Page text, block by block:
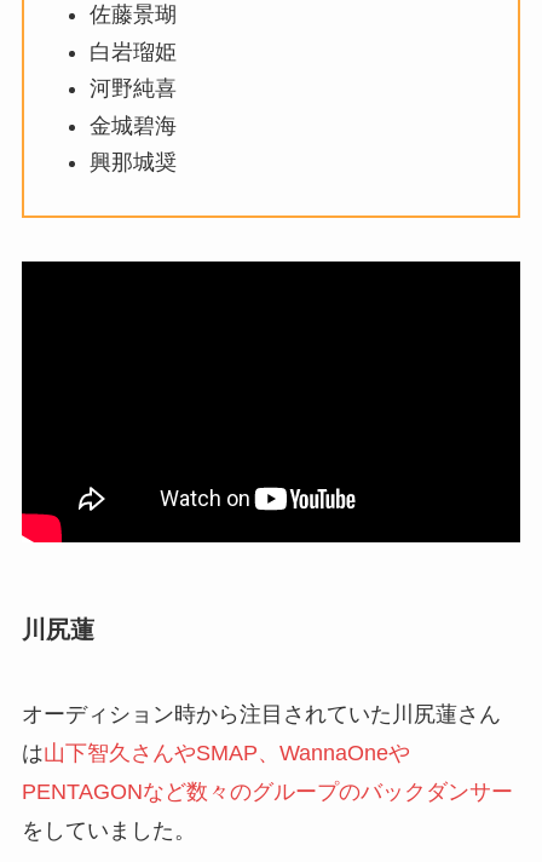
佐藤景瑚
白岩瑠姫
河野純喜
金城碧海
興那城奨
川尻蓮
オーディション時から注目されていた川尻蓮さん
は山下智久さんやSMAP、WannaOneや
PENTAGONなど数々のグループのバックダンサー
をしていました。